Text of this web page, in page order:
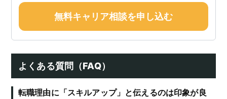
無料キャリア相談を申し込む
よくある質問（FAQ）
転職理由に「スキルアップ」と伝えるのは印象が良